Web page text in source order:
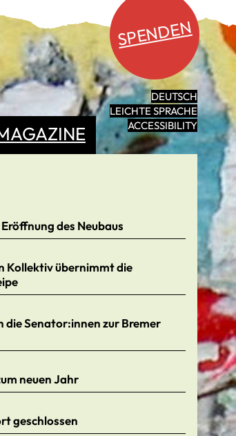
SPENDEN
DEUTSCH
LEICHTE SPRACHE
ACCESSIBILITY
des Neubaus
Kollektiv übernimmt die
die Senator:innen zur Bremer
neuen Jahr
geschlossen